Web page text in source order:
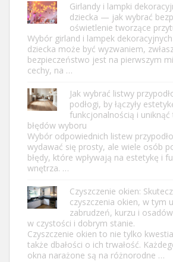
Girlandy i lampki
dziecka — jak wybrać
oświetlenie tworzące
Wybór girland i lampek
dziecka może być wyzwaniem,
bezpieczeństwo jest na pierwszym
cechy, na …
Jak wybrać listwy
podłogi, by łączyły
funkcjonalnością i uniknąć
błędów wyboru
Wybór odpowiednich listew
wydawać się prosty, ale wiele osób
błędy, które wpływają na estetykę i
wnętrza. …
Czyszczenie okien:
czyszczenia okien, w tym
zabrudzeń, kurzu i
w czystości i dobrym stanie.
Czyszczenie okien to nie tylko
także dbałości o ich trwałość.
okna narażone są na różnorodne …